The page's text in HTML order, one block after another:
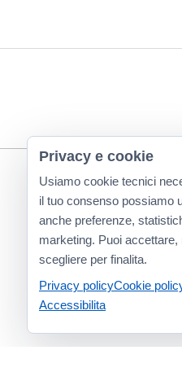
Privacy e cookie
Usiamo cookie tecnici
il tuo consenso possiamo
anche preferenze,
marketing. Puoi accettare,
scegliere per finalita.
Privacy policyCookie
Accessibilita